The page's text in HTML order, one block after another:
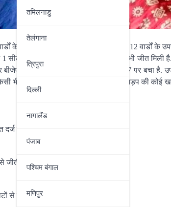
तमिलनाडु
तेलंगाना
त्रिपुरा
दिल्‍ली
नागालैंड
पंजाब
पश्चिम बंगाल
मणिपुर
के लिए उपचुनाव कराया गया था. MCD के 12 वार्डों के
आई है. वहीं एक निर्दलीय उम्मीदवार को भी जीत मिली
बीजेपी का पहले कब्जा था, जो कि अब केवल 7 पर बचा है.
भी इलाके से किसी तरह के हंगामे या फिर झड़प की
की
से जीते